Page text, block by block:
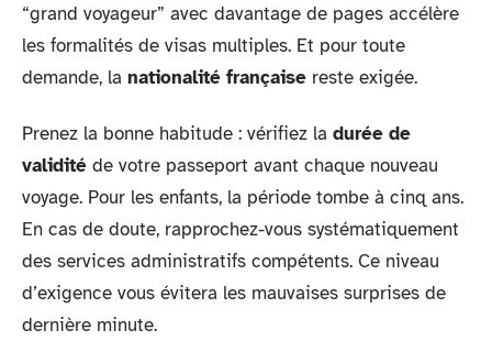
“grand voyageur” avec davantage de pages accélère
les formalités de visas multiples. Et pour toute
demande, la nationalité française reste exigée.
Prenez la bonne habitude : vérifiez la durée de
validité de votre passeport avant chaque nouveau
voyage. Pour les enfants, la période tombe à cinq ans.
En cas de doute, rapprochez-vous systématiquement
des services administratifs compétents. Ce niveau
d’exigence vous évitera les mauvaises surprises de
dernière minute.